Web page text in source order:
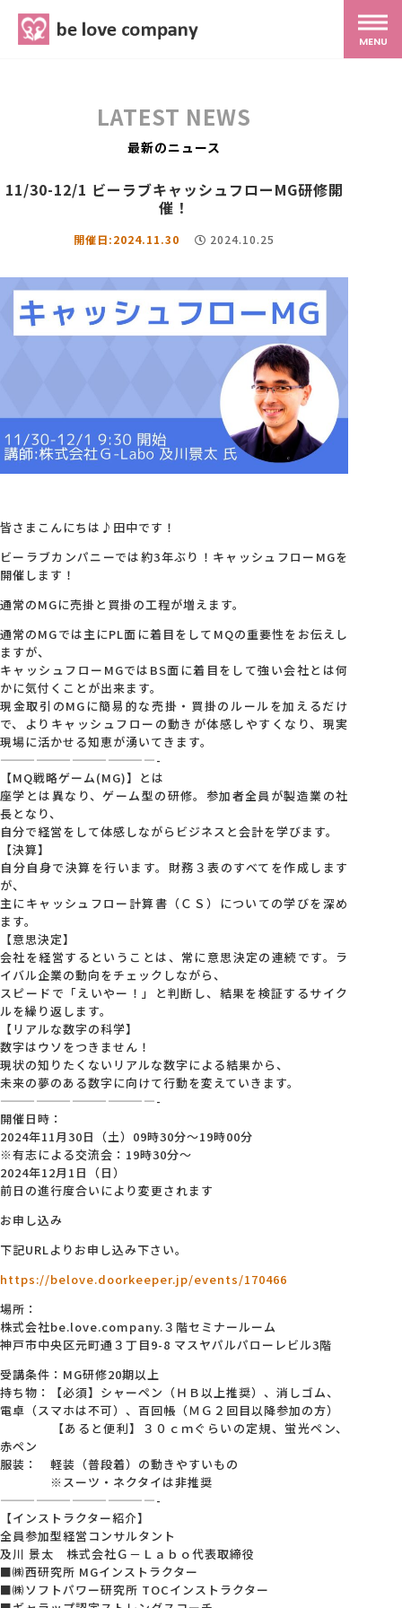
MENU
スタッフ紹介
会社概要
採用情報
お問い合わせ
LATEST NEWS
最新のニュース
11/30-12/1 ビーラブキャッシュフローMG研修開
催！
開催日:2024.11.30 2024.10.25
皆さまこんにちは♪田中です！
ビーラブカンパニーでは約3年ぶり！キャッシュフローMGを
開催します！
通常のMGに売掛と買掛の工程が増えます。
通常のMGでは主にPL面に着目をしてMQの重要性をお伝えし
ますが、
キャッシュフローMGではBS面に着目をして強い会社とは何
かに気付くことが出来ます。
現金取引のMGに簡易的な売掛・買掛のルールを加えるだけ
で、よりキャッシュフローの動きが体感しやすくなり、現実
現場に活かせる知恵が湧いてきます。
—————————————-
【MQ戦略ゲーム(MG)】とは
座学とは異なり、ゲーム型の研修。参加者全員が製造業の社
長となり、
自分で経営をして体感しながらビジネスと会計を学びます。
【決算】
自分自身で決算を行います。財務３表のすべてを作成します
が、
主にキャッシュフロー計算書（ＣＳ）についての学びを深め
ます。
【意思決定】
会社を経営するということは、常に意思決定の連続です。ラ
イバル企業の動向をチェックしながら、
スピードで「えいやー！」と判断し、結果を検証するサイク
ルを繰り返します。
【リアルな数字の科学】
数字はウソをつきません！
現状の知りたくないリアルな数字による結果から、
未来の夢のある数字に向けて行動を変えていきます。
—————————————-
開催日時：
2024年11月30日（土）09時30分～19時00分
※有志による交流会：19時30分～
2024年12月1日（日）
前日の進行度合いにより変更されます
お申し込み
下記URLよりお申し込み下さい。
https://belove.doorkeeper.jp/events/170466
場所：
株式会社be.love.company.３階セミナールーム
神戸市中央区元町通３丁目9-8 マスヤパルパローレビル3階
受講条件：MG研修20期以上
持ち物：【必須】シャーペン（ＨＢ以上推奨）、消しゴム、
電卓（スマホは不可）、百回帳（ＭＧ２回目以降参加の方）
【あると便利】３０ｃｍぐらいの定規、蛍光ペン、
赤ペン
服装： 軽装（普段着）の動きやすいもの
※スーツ・ネクタイは非推奨
—————————————-
【インストラクター紹介】
全員参加型経営コンサルタント
及川 景太 株式会社Ｇ－Ｌａｂｏ代表取締役
■㈱西研究所 MGインストラクター
■㈱ソフトパワー研究所 TOCインストラクター